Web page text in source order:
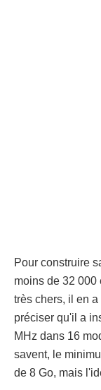
Pour construire
moins de 32 000
très chers, il en
préciser qu'il a
MHz dans 16
savent, le
de 8 Go, mais